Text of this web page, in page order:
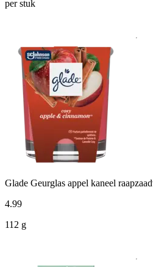
per stuk
Glade Geurglas appel kaneel
4.99
112 g